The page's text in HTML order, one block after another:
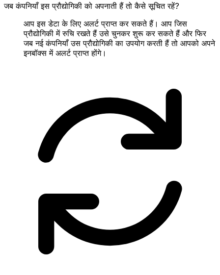
जब कंपनियाँ इस प्रौद्योगिकी को अपनाती हैं तो कैसे सूचित रहें?
आप इस डेटा के लिए अलर्ट प्राप्त कर सकते हैं। आप जिस
प्रौद्योगिकी में रुचि रखते हैं उसे चुनकर शुरू कर सकते हैं और फिर
जब नई कंपनियाँ उस प्रौद्योगिकी का उपयोग करती हैं तो आपको अपने
इनबॉक्स में अलर्ट प्राप्त होंगे।